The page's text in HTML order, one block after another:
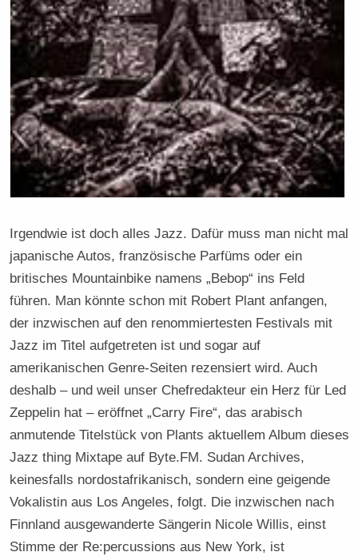
Irgendwie ist doch alles Jazz. Dafür muss man nicht mal
japanische Autos, französische Parfüms oder ein
britisches Mountainbike namens „Bebop“ ins Feld
führen. Man könnte schon mit Robert Plant anfangen,
der inzwischen auf den renommiertesten Festivals mit
Jazz im Titel aufgetreten ist und sogar auf
amerikanischen Genre-Seiten rezensiert wird. Auch
deshalb – und weil unser Chefredakteur ein Herz für Led
Zeppelin hat – eröffnet „Carry Fire“, das arabisch
anmutende Titelstück von Plants aktuellem Album dieses
Jazz thing Mixtape auf Byte.FM. Sudan Archives,
keinesfalls nordostafrikanisch, sondern eine geigende
Vokalistin aus Los Angeles, folgt. Die inzwischen nach
Finnland ausgewanderte Sängerin Nicole Willis, einst
Stimme der Re:percussions aus New York, ist